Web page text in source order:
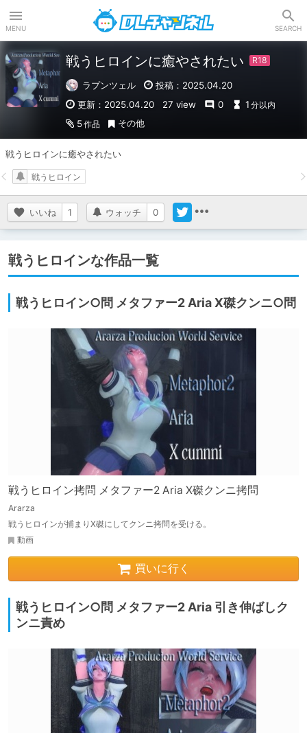
MENU SEARCH
戦うヒロインに癒やされたい
ラプンツェル
投稿：2025.04.20
更新：2025.04.20
27 view 0 1 分以内
5作品 その他
戦うヒロインに癒やされたい
いいね 1 ウォッチ 0
戦うヒロイン
戦うヒロインな作品一覧
戦うヒロイン○問 メタファー2 Aria X磔クンニ○問
戦うヒロイン拷問 メタファー2 Aria X磔クンニ拷問
Ararza
戦うヒロインが捕まりX磔にしてクンニ拷問を受ける。
動画
買いに行く
戦うヒロイン○問 メタファー2 Aria 引き伸ばしク
ンニ責め